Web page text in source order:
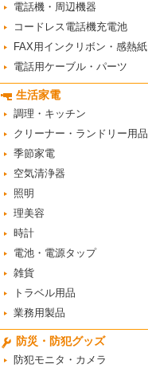
電話機・周辺機器
コードレス電話機充電池
FAX用インクリボン・感熱紙
電話用ケーブル・パーツ
生活家電
調理・キッチン
クリーナー・ランドリー用品
季節家電
空気清浄器
照明
理美容
時計
電池・電源タップ
雑貨
トラベル用品
業務用製品
防災・防犯グッズ
防犯モニタ・カメラ